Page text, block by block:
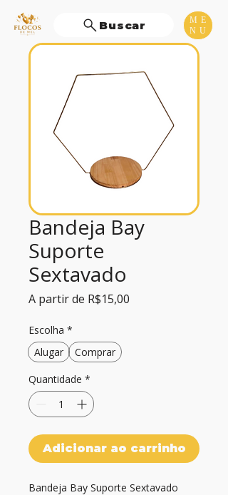
ME
NU
Buscar
Bandeja Bay
Suporte
Sextavado
A partir de R$15,00
Escolha *
Alugar
Comprar
Quantidade *
Adicionar ao carrinho
Bandeja Bay Suporte Sextavado